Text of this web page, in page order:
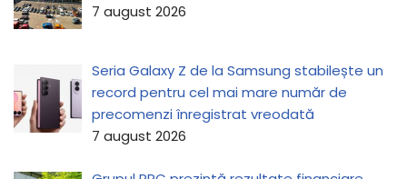
7 august 2026
Seria Galaxy Z de la Samsung stabilește un
record pentru cel mai mare număr de
precomenzi înregistrat vreodată
7 august 2026